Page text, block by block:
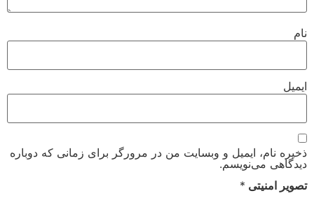
نام
ایمیل
ذخیره نام، ایمیل و وبسایت من در مرورگر برای زمانی که دوباره
دیدگاهی می‌نویسم.
تصویر امنیتی *